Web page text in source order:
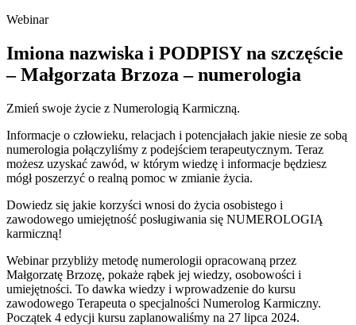
Webinar
Imiona nazwiska i PODPISY na szczęście
– Małgorzata Brzoza – numerologia
Zmień swoje życie z Numerologią Karmiczną.
Informacje o człowieku, relacjach i potencjałach jakie niesie ze sobą
numerologia połączyliśmy z podejściem terapeutycznym. Teraz
możesz uzyskać zawód, w którym wiedzę i informacje będziesz
mógł poszerzyć o realną pomoc w zmianie życia.
Dowiedz się jakie korzyści wnosi do życia osobistego i
zawodowego umiejętność posługiwania się NUMEROLOGIĄ
karmiczną!
Webinar przybliży metodę numerologii opracowaną przez
Małgorzatę Brzozę, pokaże rąbek jej wiedzy, osobowości i
umiejętności. To dawka wiedzy i wprowadzenie do kursu
zawodowego Terapeuta o specjalności Numerolog Karmiczny.
Początek 4 edycji kursu zaplanowaliśmy na 27 lipca 2024.